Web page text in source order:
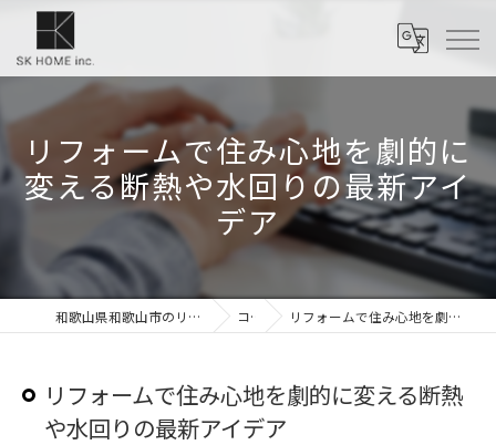
リフォームで住み心地を劇的に
変える断熱や水回りの最新アイ
デア
和歌山県和歌山市のリフォームなら株式会社SKホーム コラム リフォームで住み心地を劇的に変える断熱や水回りの最新アイデア
リフォームで住み心地を劇的に変える断熱
や水回りの最新アイデア